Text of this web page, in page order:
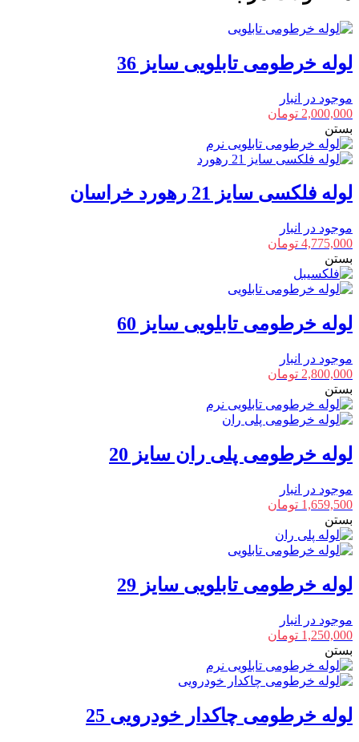
لوله خرطومی تابلویی سایز 36
موجود در انبار
2,000,000 تومان
بستن
لوله فلکسی سایز 21 رهورد خراسان
موجود در انبار
4,775,000 تومان
بستن
لوله خرطومی تابلویی سایز 60
موجود در انبار
2,800,000 تومان
بستن
لوله خرطومی پلی ران سایز 20
موجود در انبار
1,659,500 تومان
بستن
لوله خرطومی تابلویی سایز 29
موجود در انبار
1,250,000 تومان
بستن
لوله خرطومی چاکدار خودرویی 25